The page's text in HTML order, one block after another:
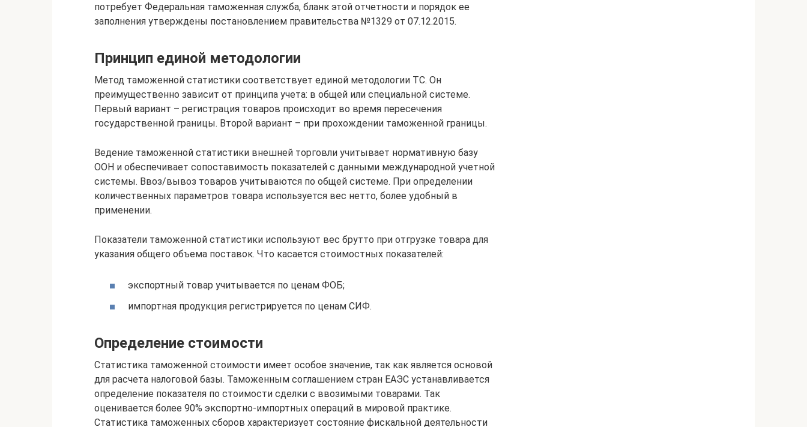
потребует Федеральная таможенная служба, бланк этой отчетности и порядок ее
заполнения утверждены постановлением правительства №1329 от 07.12.2015.
Принцип единой методологии
Метод таможенной статистики соответствует единой методологии ТС. Он
преимущественно зависит от принципа учета: в общей или специальной системе.
Первый вариант – регистрация товаров происходит во время пересечения
государственной границы. Второй вариант – при прохождении таможенной границы.
Ведение таможенной статистики внешней торговли учитывает нормативную базу
ООН и обеспечивает сопоставимость показателей с данными международной учетной
системы. Ввоз/вывоз товаров учитываются по общей системе. При определении
количественных параметров товара используется вес нетто, более удобный в
применении.
Показатели таможенной статистики используют вес брутто при отгрузке товара для
указания общего объема поставок. Что касается стоимостных показателей:
экспортный товар учитывается по ценам ФОБ;
импортная продукция регистрируется по ценам СИФ.
Определение стоимости
Статистика таможенной стоимости имеет особое значение, так как является основой
для расчета налоговой базы. Таможенным соглашением стран ЕАЭС устанавливается
определение показателя по стоимости сделки с ввозимыми товарами. Так
оценивается более 90% экспортно-импортных операций в мировой практике.
Статистика таможенных сборов характеризует состояние фискальной деятельности